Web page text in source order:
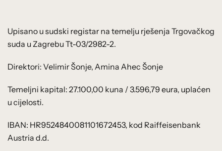
Upisano u sudski registar na temelju rješenja Trgovačkog
suda u Zagrebu Tt-03/2982-2.
Direktori: Velimir Šonje, Amina Ahec Šonje
Temeljni kapital: 27.100,00 kuna / 3.596,79 eura, uplaćen
u cijelosti.
IBAN: HR9524840081101672453, kod Raiffeisenbank
Austria d.d.